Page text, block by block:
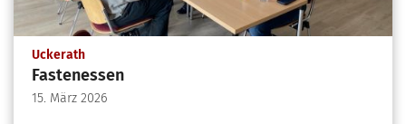
Uckerath:
Fastenessen
15. März 2026